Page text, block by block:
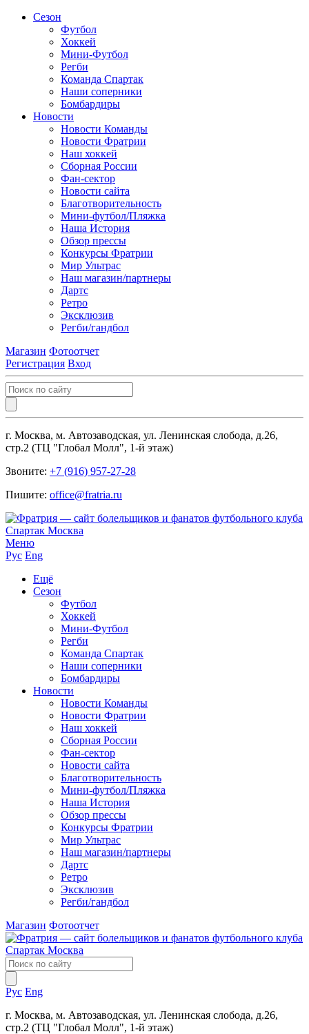
Сезон
Футбол
Хоккей
Мини-Футбол
Регби
Команда Спартак
Наши соперники
Бомбардиры
Новости
Новости Команды
Новости Фратрии
Наш хоккей
Сборная России
Фан-cектор
Новости сайта
Благотворительность
Мини-футбол/Пляжка
Наша История
Обзор прессы
Конкурсы Фратрии
Мир Ультрас
Наш магазин/партнеры
Дартс
Ретро
Эксклюзив
Регби/гандбол
Магазин Фотоотчет
Регистрация Вход
г. Москва, м. Автозаводская, ул. Ленинская слобода, д.26,
стр.2 (ТЦ "Глобал Молл", 1-й этаж)
Звоните: +7 (916) 957-27-28
Пишите: office@fratria.ru
Меню
Рус Eng
Ещё
Сезон
Футбол
Хоккей
Мини-Футбол
Регби
Команда Спартак
Наши соперники
Бомбардиры
Новости
Новости Команды
Новости Фратрии
Наш хоккей
Сборная России
Фан-cектор
Новости сайта
Благотворительность
Мини-футбол/Пляжка
Наша История
Обзор прессы
Конкурсы Фратрии
Мир Ультрас
Наш магазин/партнеры
Дартс
Ретро
Эксклюзив
Регби/гандбол
Магазин Фотоотчет
Рус Eng
г. Москва, м. Автозаводская, ул. Ленинская слобода, д.26,
стр.2 (ТЦ "Глобал Молл", 1-й этаж)